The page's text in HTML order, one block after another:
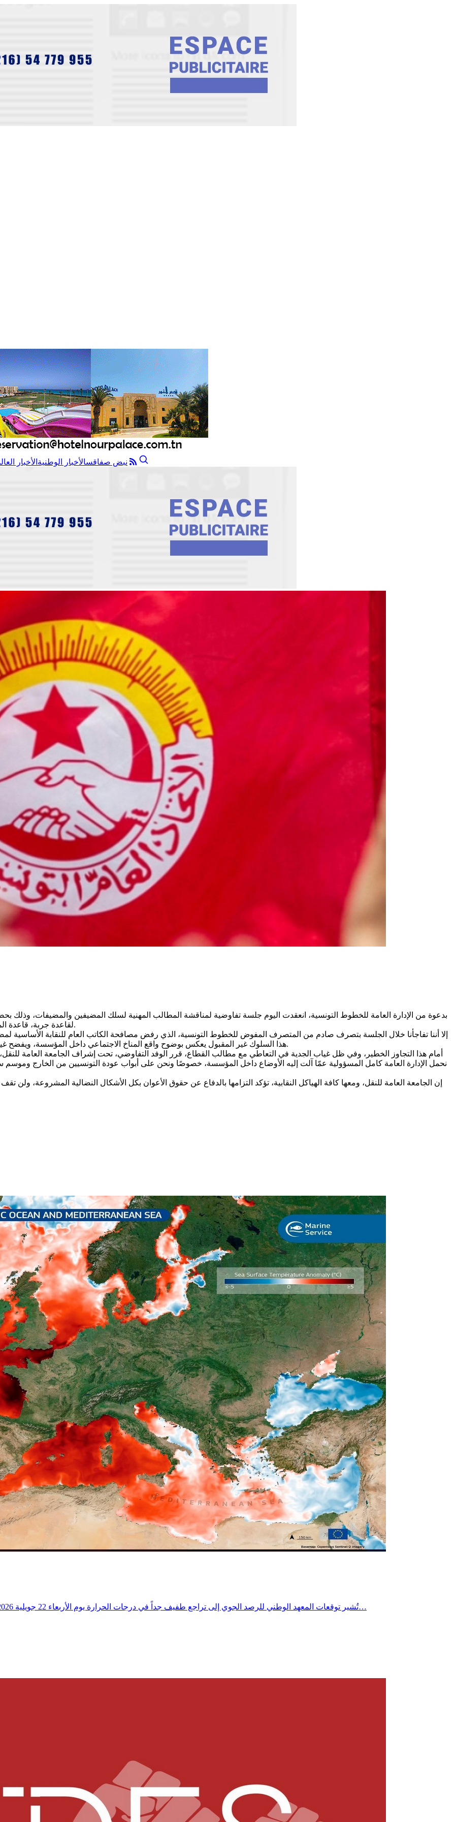
نبض صفاقسالأخبار الوطنية الأخبار
بدعوة من الإدارة العامة للخطوط التونسية، انعقدت اليوم جلسة تفاوضية لمناقشة المطالب المهنية لسلك المضيفين والمضيفات، وذلك
لقاعدة جربة، قاعدة المنستير، وقاعدة تونس، إلى جانب الفرع الجامعي للنقل بجهة المنستير.
إلا أننا تفاجأنا خلال الجلسة بتصرف صادم من المتصرف المفوض للخطوط التونسية، الذي رفض مصافحة الكاتب العام للنقابة الأساسية
هذا السلوك غير المقبول يعكس بوضوح واقع المناخ الاجتماعي داخل المؤسسة، ويفضح غياب الحدّ الأدنى من الاحترام والتعامل المسؤول مع الشريك الاجتماعي.
أمام هذا التجاوز الخطير، وفي ظل غياب الجدية في التعاطي مع مطالب القطاع، قرر الوفد التفاوضي، تحت إشراف الجامعة العامة
نحمل الإدارة العامة كامل المسؤولية عمّا آلت إليه الأوضاع داخل المؤسسة، خصوصًا ونحن على أبواب عودة التونسيين من الخارج
إن الجامعة العامة للنقل، ومعها كافة الهياكل النقابية، تؤكد التزامها بالدفاع عن حقوق الأعوان بكل الأشكال النضالية المشروعة،
تُشير توقعات المعهد الوطني للرصد الجوي إلى تراجع طفيف جداً في درجات الحرارة يوم الأربعاء 22 جويلية 2026 خاصة بالمناطق الساحلية، مع استمرار الطقس شديد الحرارة بأغلب…